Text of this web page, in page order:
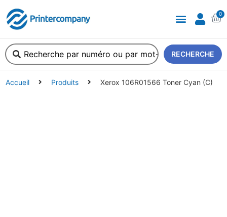
0
RECHERCHE
Accueil Produits Xerox 106R01566 Toner Cyan (C)